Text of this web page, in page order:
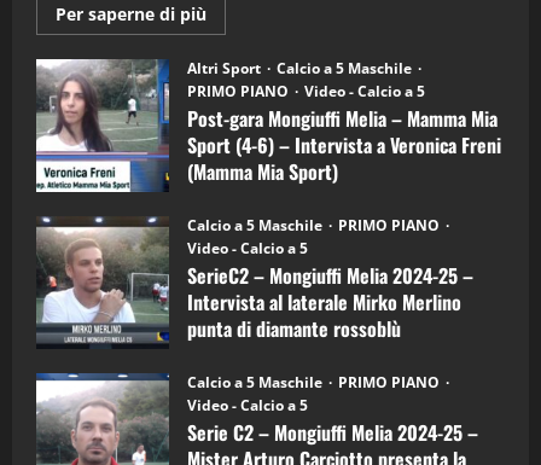
Per saperne di più
informazioni
Post-
gara
Mongiuffi
Melia
–
Mamma
Mia
Sport
6)
–
Intervista
a
mister
Arturo
Carciotto
(Mongiuffi
Altri Sport
Calcio a 5 Maschile
PRIMO PIANO
Video - Calcio a 5
Post-gara Mongiuffi Melia – Mamma Mia
Sport (4-6) – Intervista a Veronica Freni
(Mamma Mia Sport)
Calcio a 5 Maschile
PRIMO PIANO
Video - Calcio a 5
SerieC2 – Mongiuffi Melia 2024-25 –
Intervista al laterale Mirko Merlino
punta di diamante rossoblù
Calcio a 5 Maschile
PRIMO PIANO
Video - Calcio a 5
Serie C2 – Mongiuffi Melia 2024-25 –
Mister Arturo Carciotto presenta la
4
"SportEmpire" in Podcast
“SportEmpire” in Podcast: 27^ Puntata
(Martedi 14 Aprile 2026)
15/04/2026
5
“SportEmpire” in Podcast: 26^ Puntata
(Martedi 07 Aprile 2026)
08/04/2026
1
“SportEmpire” in Podcast: 30^ Puntata
(Martedi 05 Maggio 2026)
08/05/2026